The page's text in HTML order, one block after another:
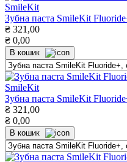
SmileKit
Зубна паста SmileKit
₴ 321,00
₴ 0,00
В кошик
SmileKit
Зубна паста SmileKit
₴ 321,00
₴ 0,00
В кошик